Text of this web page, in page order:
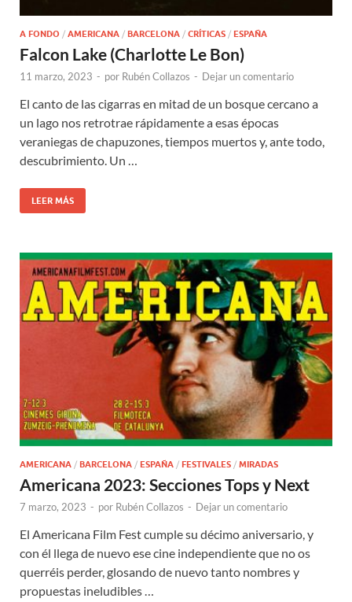
A FONDO / AMERICANA / BARCELONA / CRÍTICAS / ESPAÑA
Falcon Lake (Charlotte Le Bon)
11 marzo, 2023 - por Rubén Collazos - Dejar un comentario
El canto de las cigarras en mitad de un bosque cercano a
un lago nos retrotrae rápidamente a esas épocas
veraniegas de chapuzones, tiempos muertos y, ante todo,
descubrimiento. Un …
LEER MÁS
AMERICANA / BARCELONA / ESPAÑA / FESTIVALES / MIRADAS
Americana 2023: Secciones Tops y Next
7 marzo, 2023 - por Rubén Collazos - Dejar un comentario
El Americana Film Fest cumple su décimo aniversario, y
con él llega de nuevo ese cine independiente que no os
querréis perder, glosando de nuevo tanto nombres y
propuestas ineludibles …